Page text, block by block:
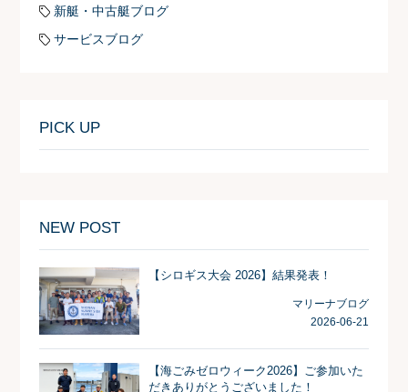
新艇・中古艇ブログ
サービスブログ
PICK UP
NEW POST
【シロギス大会 2026】結果発表！
マリーナブログ
2026-06-21
【海ごみゼロウィーク2026】ご参加いた
だきありがとうございました！